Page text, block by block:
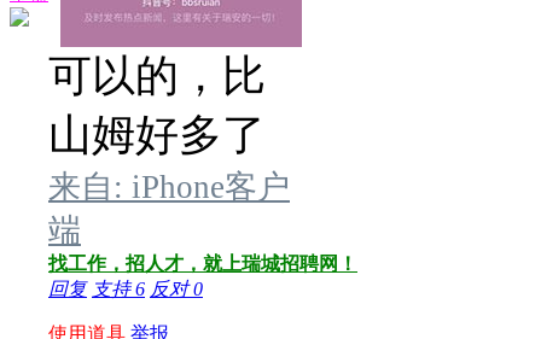
可以的，比
山姆好多了
来自: iPhone客户
端
找工作，招人才，就上瑞城招聘网！
回复 支持6 反对0
使用道具 举报